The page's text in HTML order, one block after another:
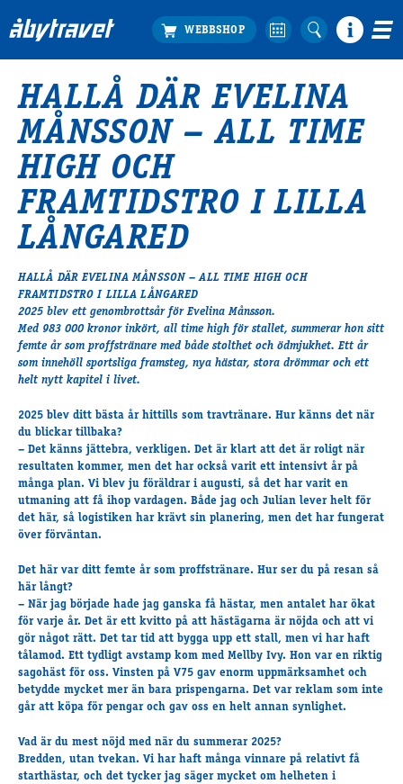
Köp biljett
Travprogrammet
Boka ställplats
Bra att veta
Restauranger
Catering by Lyon
Hotell nära oss
Nybörjar­guide
Presentkort
Tävlingsdagar
FAQ
Travkonferens
Exponering & värdskap
Hört och hänt
Tävlingsserier
Träning och provlopp
Aktiva
Månadens hästägare 2026
Månadens B-tränare 2026
Euro Classic Trot
Andelshästar
Åby Stora Pris 2026
HALLÅ DÄR EVELINA
MÅNSSON – ALL TIME
HIGH OCH
FRAMTIDSTRO I LILLA
LÅNGARED
HALLÅ DÄR EVELINA MÅNSSON – ALL TIME HIGH OCH
FRAMTIDSTRO I LILLA LÅNGARED
2025 blev ett genombrottsår för Evelina Månsson.
Med 983 000 kronor inkört, all time high för stallet, summerar hon sitt
femte år som proffstränare med både stolthet och ödmjukhet. Ett år
som innehöll sportsliga framsteg, nya hästar, stora drömmar och ett
helt nytt kapitel i livet.
2025 blev ditt bästa år hittills som travtränare. Hur känns det när
du blickar tillbaka?
– Det känns jättebra, verkligen. Det är klart att det är roligt när
resultaten kommer, men det har också varit ett intensivt år på
många plan. Vi blev ju föräldrar i augusti, så det har varit en
utmaning att få ihop vardagen. Både jag och Julian lever helt för
det här, så logistiken har krävt sin planering, men det har fungerat
över förväntan.
Det här var ditt femte år som proffstränare. Hur ser du på resan så
här långt?
– När jag började hade jag ganska få hästar, men antalet har ökat
för varje år. Det är ett kvitto på att hästägarna är nöjda och att vi
gör något rätt. Det tar tid att bygga upp ett stall, men vi har haft
tålamod. Ett tydligt avstamp kom med Mellby Ivy. Hon var en riktig
sagohäst för oss. Vinsten på V75 gav enorm uppmärksamhet och
betydde mycket mer än bara prispengarna. Det var reklam som inte
går att köpa för pengar och gav oss en helt annan synlighet.
Vad är du mest nöjd med när du summerar 2025?
Bredden, utan tvekan. Vi har haft många vinnare på relativt få
starthästar, och det tycker jag säger mycket om helheten i